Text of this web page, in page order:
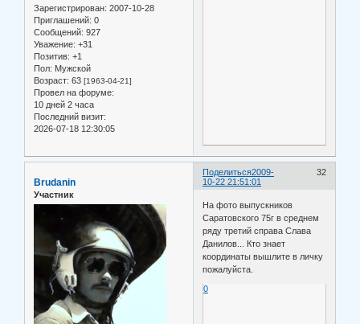
Зарегистрирован: 2007-10-28
Приглашений: 0
Сообщений: 927
Уважение: +31
Позитив: +1
Пол: Мужской
Возраст: 63 [1963-04-21]
Провел на форуме:
10 дней 2 часа
Последний визит:
2026-07-18 12:30:05
Поделиться 32
2009-
10-22 21:51:01
Brudanin
Участник
На фото выпускников
Саратовского 75г в среднем
ряду третий справа Слава
Данилов... Кто знает
координаты вышлите в личку
пожалуйста.
0